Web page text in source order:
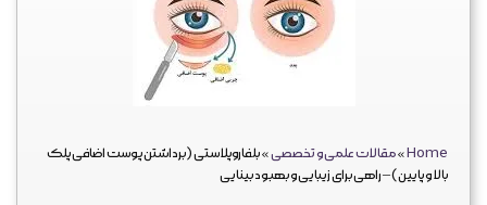
نظرات زیباجویان
کلینیک دکتر احمد یکتا
Home
»مقالات علمی و تخصصی»بلفاروپلاستی (برداشتن پوست اضافی پلک
بالا و پایین) – راهی برای زیبایی و بهبود بینایی